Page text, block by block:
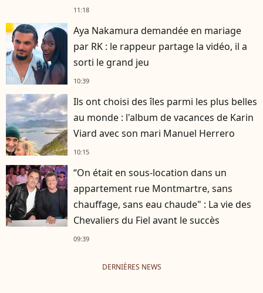
11:18
Aya Nakamura demandée en mariage
par RK : le rappeur partage la vidéo, il a
sorti le grand jeu
10:39
Ils ont choisi des îles parmi les plus belles
au monde : l'album de vacances de Karin
Viard avec son mari Manuel Herrero
10:15
“On était en sous-location dans un
appartement rue Montmartre, sans
chauffage, sans eau chaude" : La vie des
Chevaliers du Fiel avant le succès
09:39
DERNIÈRES NEWS